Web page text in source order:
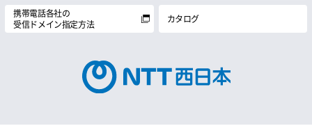
携帯電話各社の
受信ドメイン指定方法
カタログ